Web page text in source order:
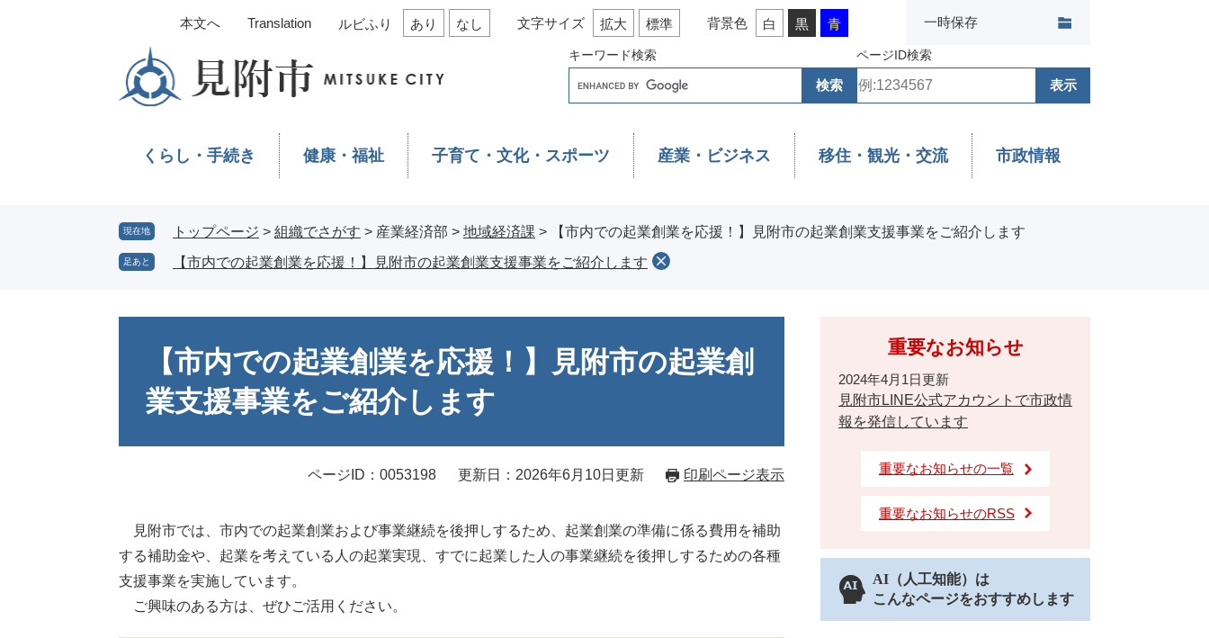
キーワード検索 ページID検索
本文へ Translation ルビふり あり なし 文字サイズ 拡大 標準 背景色 白 黒 青 一時保存
くらし・手続き 健康・福祉 子育て・文化・スポーツ 産業・ビジネス 移住・観光・交流 市政情報
現在地 トップページ > 組織でさがす > 産業経済部 > 地域経済課 > 【市内での起業創業を応援！】見附市の起業創業支援事業をご紹介します
足あと 【市内での起業創業を応援！】見附市の起業創業支援事業をご紹介します
【市内での起業創業を応援！】見附市の起業創
業支援事業をご紹介します
ページID：0053198 更新日：2026年6月10日更新 印刷ページ表示
見附市では、市内での起業創業および事業継続を後押しするため、起業創業の準備に係る費用を補助
する補助金や、起業を考えている人の起業実現、すでに起業した人の事業継続を後押しするための各種
支援事業を実施しています。
ご興味のある方は、ぜひご活用ください。
重要なお知らせ
2024年4月1日更新
見附市LINE公式アカウントで市政情
報を発信しています
重要なお知らせの一覧
重要なお知らせのRSS
AI（人工知能）は
こんなページをおすすめします